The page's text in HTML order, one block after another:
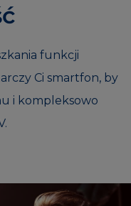
funkcji
Ci smartfon, by
i kompleksowo